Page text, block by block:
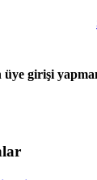
girişi